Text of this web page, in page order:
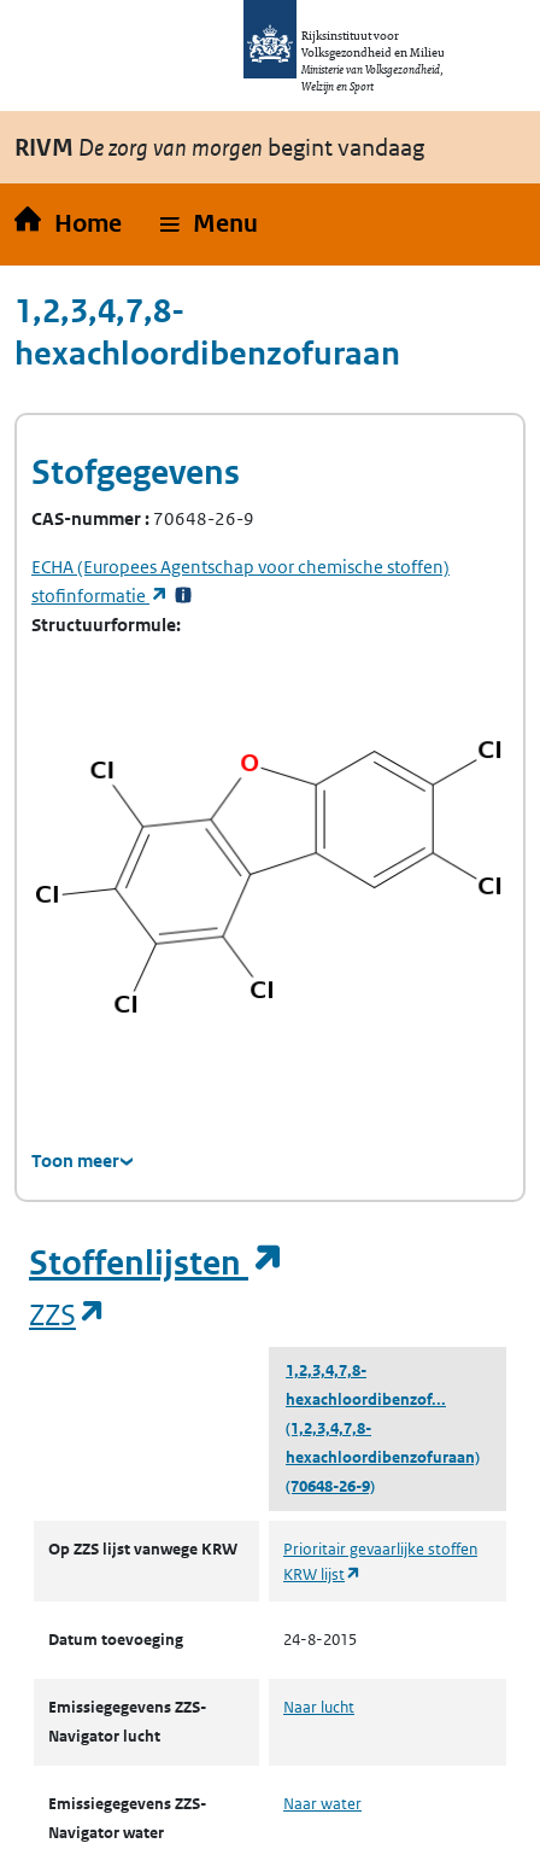
Overslaan en naar de inhoud gaan
Rijksinstituut voor
Volksgezondheid en Milieu
Ministerie van Volksgezondheid,
Welzijn en Sport
RIVM De zorg van morgen begint vandaag
Home Menu
1,2,3,4,7,8-
hexachloordibenzofuraan
Stofgegevens
CAS-nummer 70648-26-9
ECHA(Europees Agentschap voor chemische stoffen)
stofinformatie
(opent in een nieuw tabblad)
Structuurformule
Toon meer
Stoffenlijsten
ZZS
1,2,3,4,7,8-
hexachloordibenzof...
(1,2,3,4,7,8-
hexachloordibenzofuraan)
(70648-26-9)
Op ZZS lijst vanwege KRW
Prioritair gevaarlijke stoffen
KRW lijst
Datum toevoeging 24-8-2015
Emissiegegevens ZZS-
Navigator lucht
Naar lucht
Emissiegegevens ZZS-
Navigator water
Naar water